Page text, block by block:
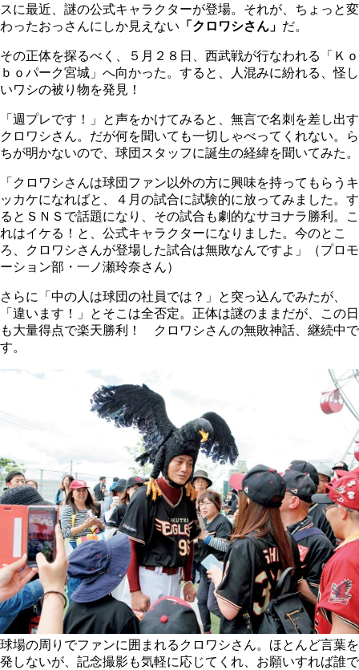
スに最近、謎の公式キャラクターが登場。それが、ちょっと変
わったおっさんにしか見えない 「クロワシさん」 だ。
その正体を探るべく、５月２８日、西武戦が行なわれる「Ｋｏ
ｂｏパーク宮城」へ向かった。すると、人混みに紛れる、怪し
いワシの被り物を発見！
「週プレです！」と声をかけてみると、無言で名刺を差し出す
クロワシさん。だが何を聞いても一切しゃべってくれない。ら
ちが明かないので、球団スタッフに誕生の経緯を聞いてみた。
「クロワシさんは球団ファン以外の方に興味を持ってもらうキ
ッカケになればと、４月の試合に試験的に放ってみました。す
るとＳＮＳで話題になり、その試合も劇的なサヨナラ勝利。こ
れはイケる！と、公式キャラクターになりました。今のとこ
ろ、クロワシさんが登場した試合は無敗なんですよ」（プロモ
ーション部・一ノ瀬玲奈さん）
さらに「中の人は球団の社員では？」と突っ込んでみたが、
「違います！」とそこは全否定。正体は謎のままだが、この日
も大量得点で楽天勝利！ クロワシさんの無敗神話、継続中で
す。
球場の周りでファンに囲まれるクロワシさん。ほとんど言葉を
発しないが、記念撮影も気軽に応じてくれ、お願いすれば誰で